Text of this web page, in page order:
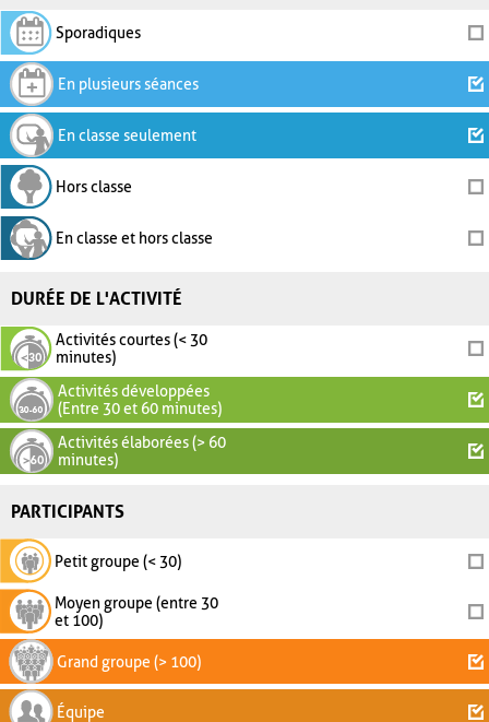
Sporadiques
En plusieurs séances
En classe seulement
Hors classe
En classe et hors classe
DURÉE DE L'ACTIVITÉ
Activités courtes (< 30
minutes)
Activités développées
(Entre 30 et 60 minutes)
Activités élaborées (> 60
minutes)
PARTICIPANTS
Petit groupe (< 30)
Moyen groupe (entre 30
et 100)
Grand groupe (> 100)
Équipe